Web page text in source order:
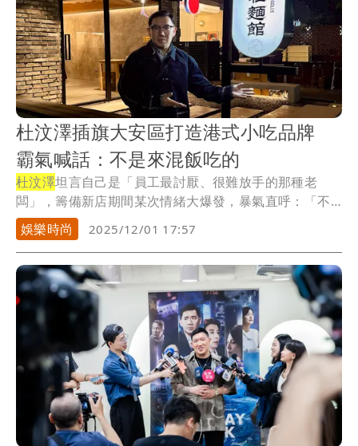
杜汶澤插旗大安區打造港式小吃品牌
霸氣喊話：不是來混飯吃的
杜汶澤坦言自己是「員工最討厭、很難放手的那種老
闆」，籌備新店期間某次情緒大爆發，暴氣直呼：「不
開啦！...
娛樂時尚 2025/12/01 17:57